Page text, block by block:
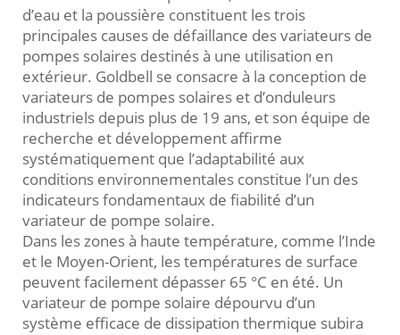
d’eau et la poussière constituent les trois
principales causes de défaillance des variateurs de
pompes solaires destinés à une utilisation en
extérieur. Goldbell se consacre à la conception de
variateurs de pompes solaires et d’onduleurs
industriels depuis plus de 19 ans, et son équipe de
recherche et développement affirme
systématiquement que l’adaptabilité aux
conditions environnementales constitue l’un des
indicateurs fondamentaux de fiabilité d’un
variateur de pompe solaire.
Dans les zones à haute température, comme l’Inde
et le Moyen-Orient, les températures de surface
peuvent facilement dépasser 65 °C en été. Un
variateur de pompe solaire dépourvu d’un
système efficace de dissipation thermique subira